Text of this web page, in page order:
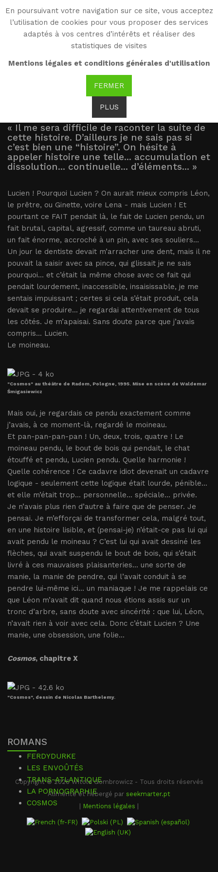
En poursuivant votre navigation sur ce site, vous acceptez
l’utilisation de cookies pour vous proposer des services
adaptés à vos centres d’intérêts et réaliser des
statistiques de visites
Mentions légales et conditions générales d'utilisation
FERMER
PLUS
WG
Witold Gombrowicz
Extrait
« Il me sera difficile de raconter la suite de
cette histoire. D’ailleurs je ne sais pas si
c’est bien une “histoire”. On hésite à
appeler histoire une telle... accumulation et
dissolution... continuelle... d’éléments... »
Lucien ! Pourquoi Lucien ? On aurait mieux compris Léon,
le prêtre, ou Ginette, voire Lena - mais Lucien ! Et
pourtant ce FAIT pendait là, le fait de Lucien pendu, un
fait brutal, capital, agressif, comme un taureau abruti,
un fait énorme, accroché à un pin, avec ses souliers...
Un jour le dentiste devait m’arracher une dent, mais il ne
pouvait la saisir avec sa pince, qui glissait je ne sais
pourquoi... et c’était la même chose avec ce fait qui
pendait lourdement, inaccessible, insaisissable, je me
sentais impuissant ; certes si cela s’était produit, cela
devait se produire... je regardai attentivement de tous
les côtés. Je m’apaisai. Sans doute parce que j’avais
compris... Lucien.
Le moineau.
"Cosmos" au théâtre de Radom, Pologne, 1995. Mise en scène de Waldemar
Śmigasiewicz
Mais oui, je regardais ce pendu exactement comme
j’avais, à ce moment-là, regardé le moineau.
Et pan-pan-pan-pan ! Un, deux, trois, quatre ! Le
moineau pendu, le bout de bois qui pendait, le chat
étouffé et pendu, Lucien pendu. Quelle harmonie !
Quelle cohérence ! Ce cadavre idiot devenait un cadavre
logique - seulement cette logique était lourde, pénible...
et elle m’était trop... personnelle... spéciale... privée.
Je n’avais plus rien d’autre à faire que de penser. Je
pensai. Je m’efforçai de transformer cela, malgré tout,
en une histoire lisible, et (pensai-je) n’était-ce pas lui qui
avait pendu le moineau ? C’est lui qui avait dessiné les
flèches, qui avait suspendu le bout de bois, qui s’était
livré à ces mauvaises plaisanteries... une sorte de
manie, la manie de pendre, qui l’avait conduit à se
pendre lui-même ici... un maniaque ! Je me rappelais ce
que Léon m’avait dit quand nous étions assis sur un
tronc d’arbre, sans doute avec sincérité : que lui, Léon,
n’avait rien à voir avec cela. Donc c’était Lucien ? Une
manie, une obsession, une folie...
Cosmos, chapitre X
"Cosmos", dessin de Nicolas Barthelemy.
ROMANS
FERDYDURKE
LES ENVOÛTÉS
TRANS-ATLANTIQUE
LA PORNOGRAPHIE
COSMOS
Copyright © 2026 Witold Gombrowicz - Tous droits réservés
Alimenté et hébergé par seekmarter.pt
Mentions légales